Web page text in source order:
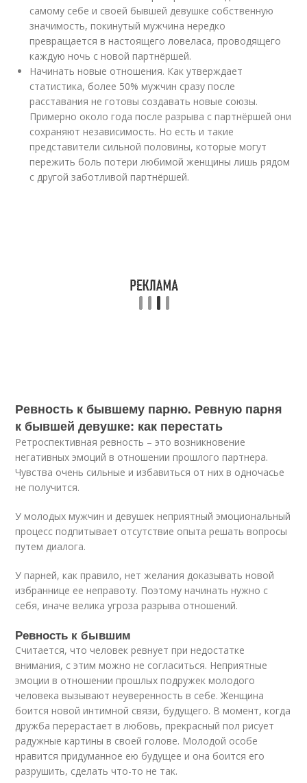
самому себе и своей бывшей девушке собственную
значимость, покинутый мужчина нередко
превращается в настоящего ловеласа, проводящего
каждую ночь с новой партнёршей.
Начинать новые отношения. Как утверждает
статистика, более 50% мужчин сразу после
расставания не готовы создавать новые союзы.
Примерно около года после разрыва с партнёршей они
сохраняют независимость. Но есть и такие
представители сильной половины, которые могут
пережить боль потери любимой женщины лишь рядом
с другой заботливой партнёршей.
Ревность к бывшему парню. Ревную парня
к бывшей девушке: как перестать
Ретроспективная ревность – это возникновение
негативных эмоций в отношении прошлого партнера.
Чувства очень сильные и избавиться от них в одночасье
не получится.
У молодых мужчин и девушек неприятный эмоциональный
процесс подпитывает отсутствие опыта решать вопросы
путем диалога.
У парней, как правило, нет желания доказывать новой
избраннице ее неправоту. Поэтому начинать нужно с
себя, иначе велика угроза разрыва отношений.
Ревность к бывшим
Считается, что человек ревнует при недостатке
внимания, с этим можно не согласиться. Неприятные
эмоции в отношении прошлых подружек молодого
человека вызывают неуверенность в себе. Женщина
боится новой интимной связи, будущего. В момент, когда
дружба перерастает в любовь, прекрасный пол рисует
радужные картины в своей голове. Молодой особе
нравится придуманное ею будущее и она боится его
разрушить, сделать что-то не так.